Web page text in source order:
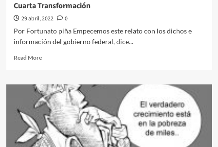
Cuarta Transformación
29 abril, 2022
0
Por Fortunato piña Empecemos este relato con los dichos e
información del gobierno federal, dice...
Read MoreRead
Cuarta
Transformación